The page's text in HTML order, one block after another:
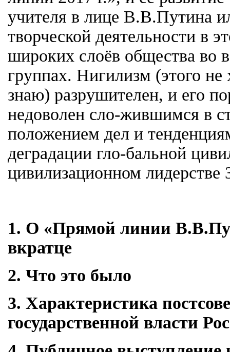
учителя в лице В.В.Путина
творческой деятельности в
широких слоёв общества во
группах. Нигилизм (этого
знаю) разрушителен, и его
недоволен сло-жившимся в
положением дел и
деградации гло-бальной
цивилизационном
1. О «Прямой линии
вкратце
2. Что это было
3. Характеристика
государственной власти